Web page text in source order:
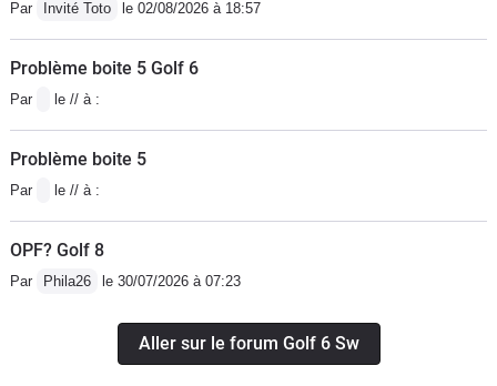
Par Invité Toto le 02/08/2026 à 18:57
Problème boite 5 Golf 6
Par le // à :
Problème boite 5
Par le // à :
OPF? Golf 8
Par Phila26 le 30/07/2026 à 07:23
Aller sur le forum Golf 6 Sw